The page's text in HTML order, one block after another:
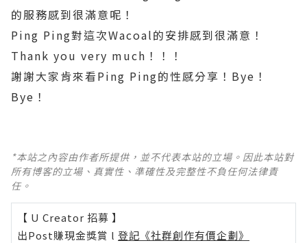
的服務感到很滿意呢！
Ping Ping對這次Wacoal的安排感到很滿意！
Thank you very much ！！！
謝謝大家肯來看Ping Ping的性感分享！ Bye ！
Bye ！
*本站之內容由作者所提供，並不代表本站的立場。因此本站對
所有博客的立場、真實性、準確性及完整性不負任何法律責
任。
【 U Creator 招募 】
出Post賺現金獎賞 l 登記《社群創作有價企劃》